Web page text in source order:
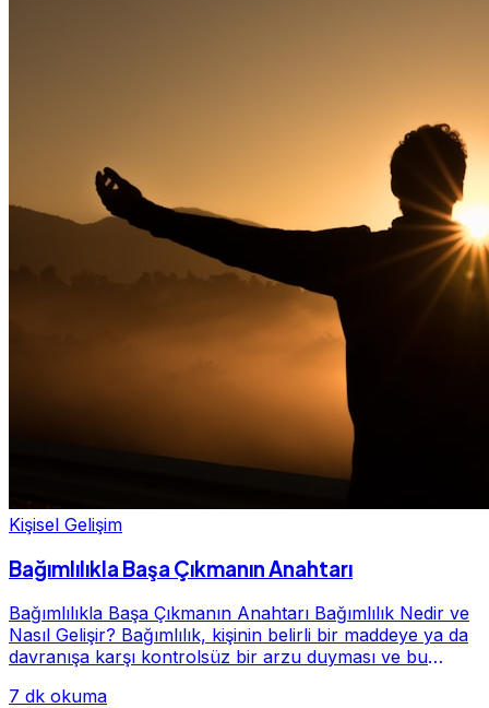
Kişisel Gelişim
Bağımlılıkla Başa Çıkmanın Anahtarı
Bağımlılıkla Başa Çıkmanın Anahtarı Bağımlılık Nedir ve
Nasıl Gelişir? Bağımlılık, kişinin belirli bir maddeye ya da
davranışa karşı kontrolsüz bir arzu duyması ve bu
7 dk okuma